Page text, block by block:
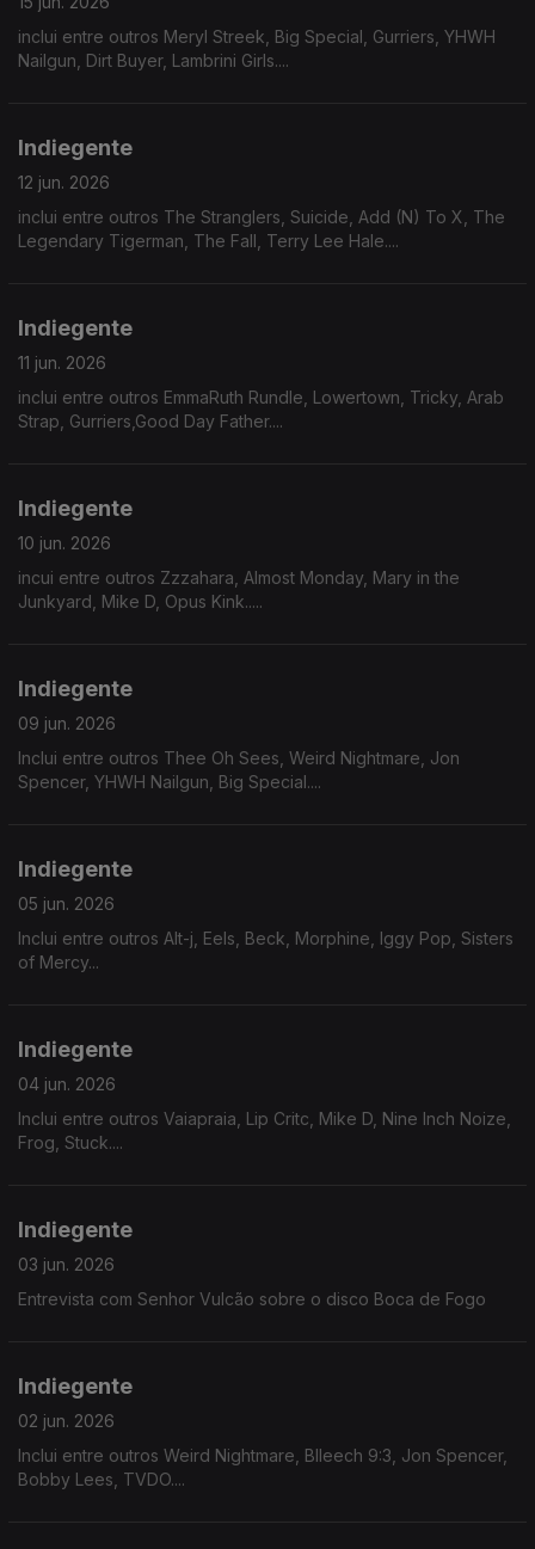
inclui entre outros Meryl Streek, Big Special, Gurriers, YHWH
Nailgun, Dirt Buyer, Lambrini Girls....
Indiegente
12 jun. 2026
inclui entre outros The Stranglers, Suicide, Add (N) To X, The
Legendary Tigerman, The Fall, Terry Lee Hale....
Indiegente
11 jun. 2026
inclui entre outros EmmaRuth Rundle, Lowertown, Tricky, Arab
Strap, Gurriers,Good Day Father....
Indiegente
10 jun. 2026
incui entre outros Zzzahara, Almost Monday, Mary in the
Junkyard, Mike D, Opus Kink.....
Indiegente
09 jun. 2026
Inclui entre outros Thee Oh Sees, Weird Nightmare, Jon
Spencer, YHWH Nailgun, Big Special....
Indiegente
05 jun. 2026
Inclui entre outros Alt-j, Eels, Beck, Morphine, Iggy Pop, Sisters
of Mercy...
Indiegente
04 jun. 2026
Inclui entre outros Vaiapraia, Lip Critc, Mike D, Nine Inch Noize,
Frog, Stuck....
Indiegente
03 jun. 2026
Entrevista com Senhor Vulcão sobre o disco Boca de Fogo
Indiegente
02 jun. 2026
Inclui entre outros Weird Nightmare, Blleech 9:3, Jon Spencer,
Bobby Lees, TVDO....